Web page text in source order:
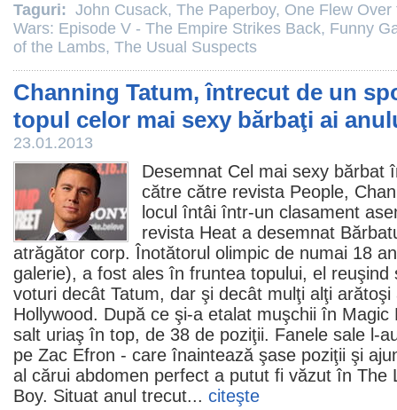
Taguri: John Cusack, The Paperboy, One Flew
Wars: Episode V - The Empire Strikes Back, Funny
of the Lambs, The Usual Suspects
Channing Tatum, întrecut de un
topul celor mai sexy bărbaţi ai
23.01.2013
Desemnat Cel mai sexy bărbat
către către revista People,
locul întâi într-un clasament
revista Heat a desemnat
atrăgător corp. Înotătorul olimpic de numai 18
galerie), a fost ales în fruntea topului, el reuşind
voturi decât Tatum, dar şi decât mulţi alţi
Hollywood. După ce şi-a etalat muşchii în Magic
salt uriaş în top, de 38 de poziţii. Fanele sale l-
pe Zac Efron - care înaintează şase poziţii şi
al cărui abdomen perfect a putut fi văzut în The
Boy. Situat anul trecut... citeşte